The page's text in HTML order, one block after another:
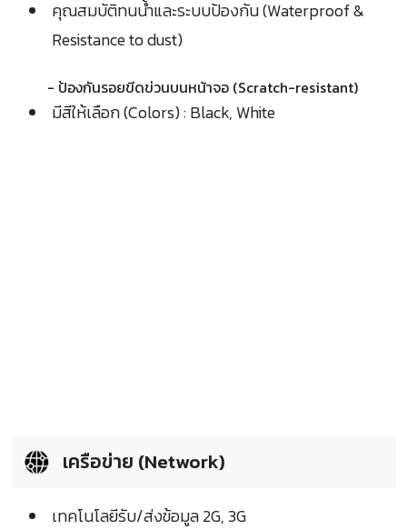
คุณสมบัติทนน้ำและระบบป้องกัน (Waterproof &
Resistance to dust)
- ป้องกันรอยขีดข่วนบนหน้าจอ (Scratch-resistant)
มีสีให้เลือก (Colors) : Black, White
เครือข่าย (Network)
เทคโนโลยีรับ/ส่งข้อมูล 2G, 3G